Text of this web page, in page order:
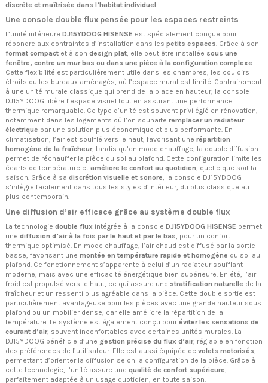
discrète et maîtrisée dans l’habitat individuel
Une console double flux pensée pour les espaces restreints
L’unité intérieure DJ15YDOOG HISENSE est spécialement conçue pour
répondre aux contraintes d’installation dans les petits espaces. Grâce à son
format compact et à son design plat, elle peut être installée sous une
fenêtre, contre un mur bas ou dans une pièce à la configuration complexe.
Cette flexibilité est particulièrement utile dans les chambres, les couloirs
étroits ou les bureaux aménagés, où l’espace mural est limité. Contrairement
à une unité murale classique qui prend de la place en hauteur, la console
DJ15YDOOG libère l’espace visuel tout en assurant une performance
thermique remarquable. Ce type d’unité est souvent privilégié en rénovation,
notamment dans les logements où l’on souhaite remplacer un radiateur
électrique par une solution plus économique et plus performante. En
climatisation, l’air est soufflé vers le haut, favorisant une répartition
homogène de la fraîcheur, tandis qu’en mode chauffage, la double diffusion
permet de réchauffer la pièce du sol au plafond. Cette configuration limite les
écarts de température et améliore le confort au quotidien, quelle que soit la
saison. Grâce à sa discrétion visuelle et sonore, la console DJ15YDOOG
s’intègre facilement dans tous les styles d’intérieur, du plus classique au
plus contemporain.
Une diffusion d’air efficace grâce au système double flux
La technologie double flux intégrée à la console DJ15YDOOG HISENSE permet
une diffusion d’air à la fois par le haut et par le bas, pour un confort
thermique optimisé. En mode chauffage, l’air chaud est diffusé par la sortie
basse, favorisant une montée en température rapide et homogène du sol au
plafond. Ce fonctionnement s’apparente à celui d’un radiateur soufflant
moderne, mais avec une efficacité énergétique bien supérieure. En été, l’air
froid est propulsé vers le haut, ce qui assure une stratification naturelle de la
fraîcheur et un ressenti plus agréable dans la pièce. Cette double sortie est
particulièrement avantageuse pour les pièces avec une grande hauteur sous
plafond ou un mobilier dense, car elle améliore la répartition de la
température. Le système est également conçu pour éviter les sensations de
courant d’air, souvent inconfortables avec certaines unités murales. La
DJ15YDOOG bénéficie d’une gestion précise du flux d’air, réglable en fonction
des préférences de l’utilisateur. Elle est aussi équipée de volets motorisés,
permettant d’orienter la diffusion selon la configuration de la pièce. Grâce à
cette technologie, l’unité assure une qualité de confort supérieure,
parfaitement adaptée à un usage quotidien, en toute saison.